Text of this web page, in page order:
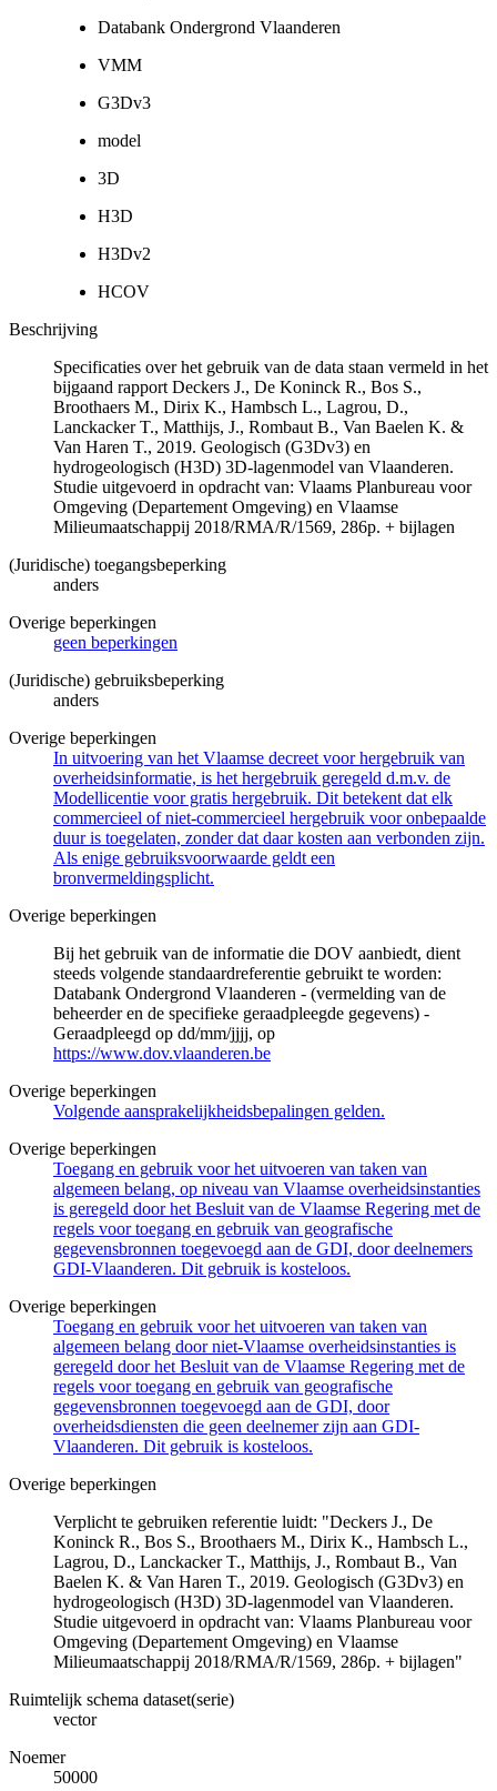
Databank Ondergrond Vlaanderen
VMM
G3Dv3
model
3D
H3D
H3Dv2
HCOV
Beschrijving
Specificaties over het gebruik van de data staan vermeld in het
bijgaand rapport Deckers J., De Koninck R., Bos S.,
Broothaers M., Dirix K., Hambsch L., Lagrou, D.,
Lanckacker T., Matthijs, J., Rombaut B., Van Baelen K. &
Van Haren T., 2019. Geologisch (G3Dv3) en
hydrogeologisch (H3D) 3D-lagenmodel van Vlaanderen.
Studie uitgevoerd in opdracht van: Vlaams Planbureau voor
Omgeving (Departement Omgeving) en Vlaamse
Milieumaatschappij 2018/RMA/R/1569, 286p. + bijlagen
(Juridische) toegangsbeperking
anders
Overige beperkingen
geen beperkingen
(Juridische) gebruiksbeperking
anders
Overige beperkingen
In uitvoering van het Vlaamse decreet voor hergebruik van
overheidsinformatie, is het hergebruik geregeld d.m.v. de
Modellicentie voor gratis hergebruik. Dit betekent dat elk
commercieel of niet-commercieel hergebruik voor onbepaalde
duur is toegelaten, zonder dat daar kosten aan verbonden zijn.
Als enige gebruiksvoorwaarde geldt een
bronvermeldingsplicht.
Overige beperkingen
Bij het gebruik van de informatie die DOV aanbiedt, dient
steeds volgende standaardreferentie gebruikt te worden:
Databank Ondergrond Vlaanderen - (vermelding van de
beheerder en de specifieke geraadpleegde gegevens) -
Geraadpleegd op dd/mm/jjjj, op
https://www.dov.vlaanderen.be
Overige beperkingen
Volgende aansprakelijkheidsbepalingen gelden.
Overige beperkingen
Toegang en gebruik voor het uitvoeren van taken van
algemeen belang, op niveau van Vlaamse overheidsinstanties
is geregeld door het Besluit van de Vlaamse Regering met de
regels voor toegang en gebruik van geografische
gegevensbronnen toegevoegd aan de GDI, door deelnemers
GDI-Vlaanderen. Dit gebruik is kosteloos.
Overige beperkingen
Toegang en gebruik voor het uitvoeren van taken van
algemeen belang door niet-Vlaamse overheidsinstanties is
geregeld door het Besluit van de Vlaamse Regering met de
regels voor toegang en gebruik van geografische
gegevensbronnen toegevoegd aan de GDI, door
overheidsdiensten die geen deelnemer zijn aan GDI-
Vlaanderen. Dit gebruik is kosteloos.
Overige beperkingen
Verplicht te gebruiken referentie luidt: "Deckers J., De
Koninck R., Bos S., Broothaers M., Dirix K., Hambsch L.,
Lagrou, D., Lanckacker T., Matthijs, J., Rombaut B., Van
Baelen K. & Van Haren T., 2019. Geologisch (G3Dv3) en
hydrogeologisch (H3D) 3D-lagenmodel van Vlaanderen.
Studie uitgevoerd in opdracht van: Vlaams Planbureau voor
Omgeving (Departement Omgeving) en Vlaamse
Milieumaatschappij 2018/RMA/R/1569, 286p. + bijlagen"
Ruimtelijk schema dataset(serie)
vector
Noemer
50000